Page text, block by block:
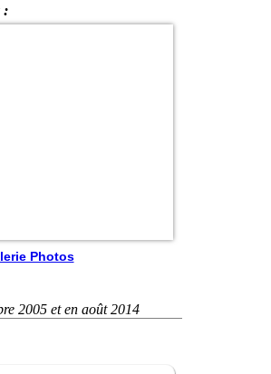
:
Photos
2005 et en août 2014